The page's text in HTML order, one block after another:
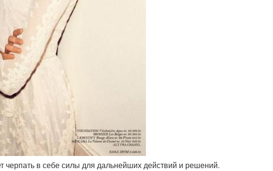
черпать в себе силы для дальнейших действий и решений.